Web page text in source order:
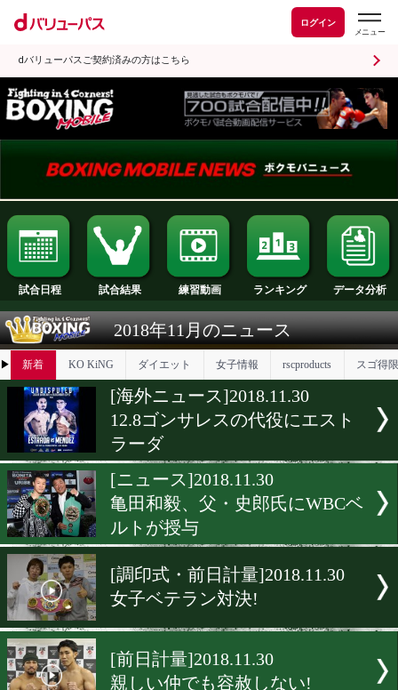
ログイン
dバリューパスご契約済みの方はこちら
試合日程 試合結果 練習動画 ランキング
2018年11月のニュース
新着 KO KiNG
[海外ニュース]2018.11.30
12.8ゴンサレスの代役にエ
ラーダ
[ニュース]2018.11.30
亀田和毅、父・史郎氏に
ルトが授与